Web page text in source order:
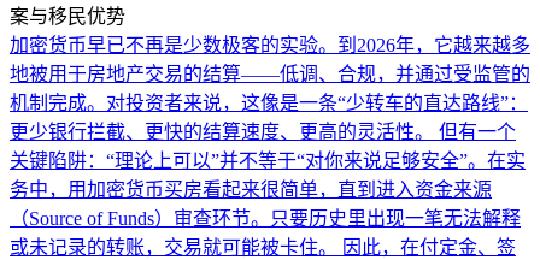
案与移民优势
加密货币早已不再是少数极客的实验。到2026年，它越来越多
地被用于房地产交易的结算——低调、合规，并通过受监管的
机制完成。对投资者来说，这像是一条“少转车的直达路线”：
更少银行拦截、更快的结算速度、更高的灵活性。 但有一个
关键陷阱：“理论上可以”并不等于“对你来说足够安全”。在实
务中，用加密货币买房看起来很简单，直到进入资金来源
（Source of Funds）审查环节。只要历史里出现一笔无法解释
或未记录的转账，交易就可能被卡住。 因此，在付定金、签